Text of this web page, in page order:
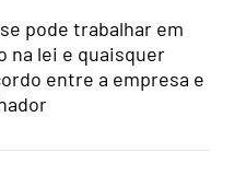
pode trabalhar em
na lei e quaisquer
entre a empresa e